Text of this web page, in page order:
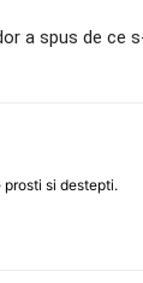
a spus de ce
si destepti.